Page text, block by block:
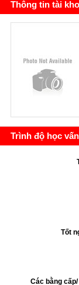
Thông tin tài
Trình độ học vấn
Tốt
Các bằng